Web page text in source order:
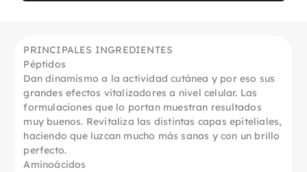
PRINCIPALES INGREDIENTES
Péptidos
Dan dinamismo a la actividad cutánea y por eso sus
grandes efectos vitalizadores a nivel celular. Las
formulaciones que lo portan muestran resultados
muy buenos. Revitaliza las distintas capas epiteliales,
haciendo que luzcan mucho más sanas y con un brillo
perfecto.
Aminoácidos